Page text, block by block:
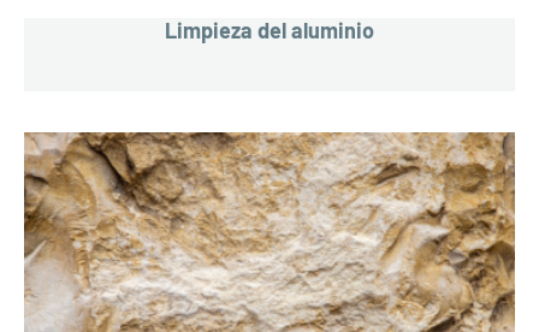
Limpieza del aluminio